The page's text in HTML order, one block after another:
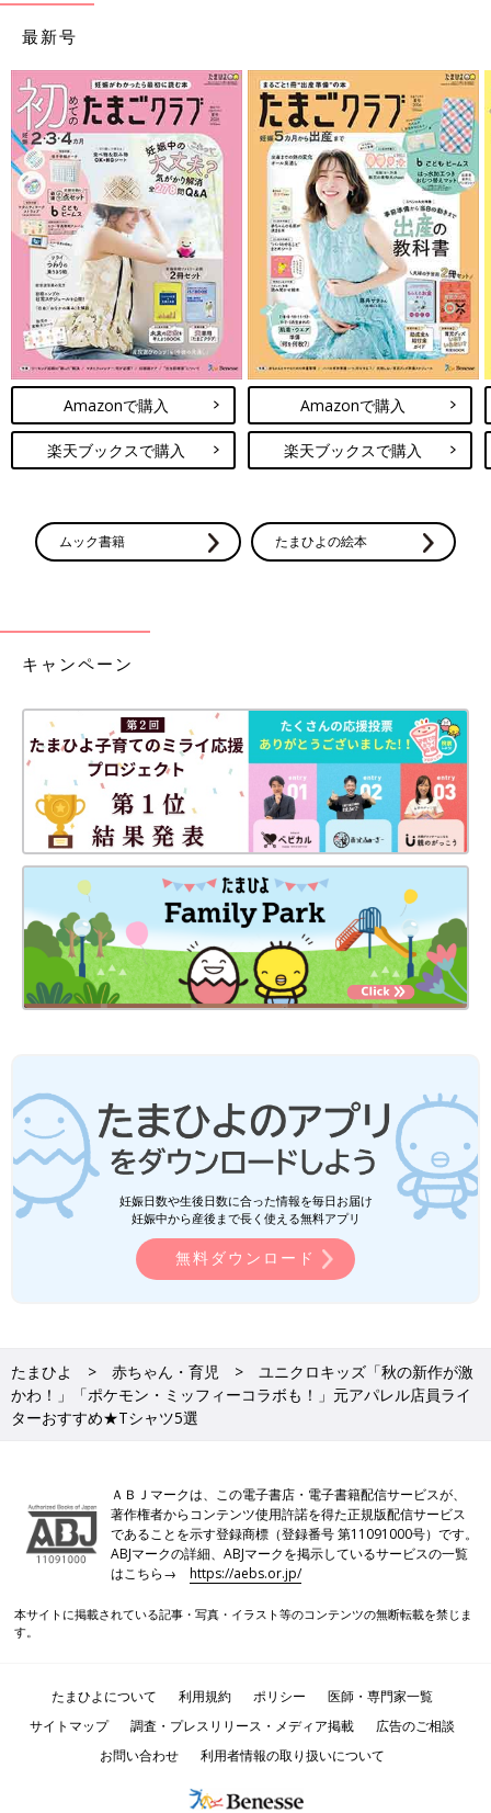
最新号
Amazonで購入
楽天ブックスで購入
Amazonで購入
楽天ブックスで購入
ムック書籍 たまひよの絵本
キャンペーン
妊娠日数や生後日数に合った情報を毎日お届け
妊娠中から産後まで長く使える無料アプリ
無料ダウンロード
たまひよ 赤ちゃん・育児
ユニクロキッズ「秋の新作が激
かわ！」「ポケモン・ミッフィーコラボも！」元アパレル店員ライ
ターおすすめ★Tシャツ5選
ＡＢＪマークは、この電子書店・電子書籍配信サービスが、
著作権者からコンテンツ使用許諾を得た正規版配信サービス
であることを示す登録商標（登録番号 第11091000号）です。
ABJマークの詳細、ABJマークを掲示しているサービスの一覧
はこちら→https://aebs.or.jp/
本サイトに掲載されている記事・写真・イラスト等のコンテンツの無断転載を禁じま
す。
たまひよについて 利用規約 ポリシー
医師・専門家一覧
サイトマップ
調査・プレスリリース・メディア掲載
広告のご相談
お問い合わせ
利用者情報の取り扱いについて